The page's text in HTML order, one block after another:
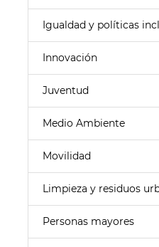
Igualdad y políticas
Innovación
Juventud
Medio Ambiente
Movilidad
Limpieza y residuos
Personas mayores